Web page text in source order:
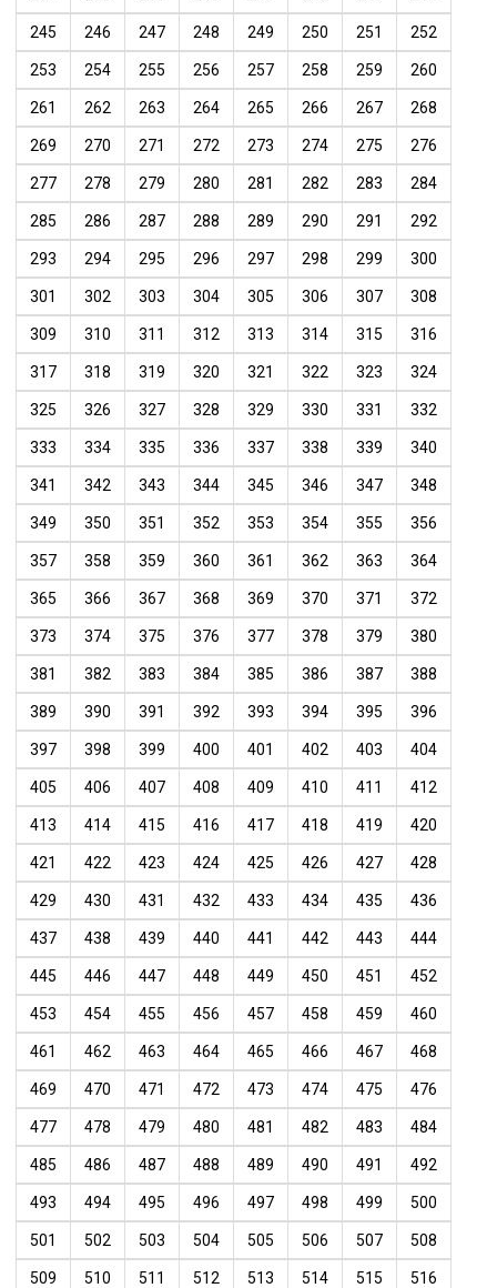
245 246 247 248 249 250 251 252
253 254 255 256 257 258 259 260
261 262 263 264 265 266 267 268
269 270 271 272 273 274 275 276
277 278 279 280 281 282 283 284
285 286 287 288 289 290 291 292
293 294 295 296 297 298 299 300
301 302 303 304 305 306 307 308
309 310 311 312 313 314 315 316
317 318 319 320 321 322 323 324
325 326 327 328 329 330 331 332
333 334 335 336 337 338 339 340
341 342 343 344 345 346 347 348
349 350 351 352 353 354 355 356
357 358 359 360 361 362 363 364
365 366 367 368 369 370 371 372
373 374 375 376 377 378 379 380
381 382 383 384 385 386 387 388
389 390 391 392 393 394 395 396
397 398 399 400 401 402 403 404
405 406 407 408 409 410 411 412
413 414 415 416 417 418 419 420
421 422 423 424 425 426 427 428
429 430 431 432 433 434 435 436
437 438 439 440 441 442 443 444
445 446 447 448 449 450 451 452
453 454 455 456 457 458 459 460
461 462 463 464 465 466 467 468
469 470 471 472 473 474 475 476
477 478 479 480 481 482 483 484
485 486 487 488 489 490 491 492
493 494 495 496 497 498 499 500
501 502 503 504 505 506 507 508
509 510 511 512 513 514 515 516